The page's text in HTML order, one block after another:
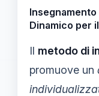
Dinamico per
Il metodo di
promuove un